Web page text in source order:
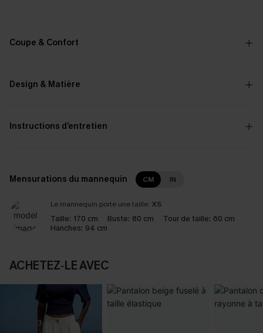
Coupe & Confort
Design & Matière
Instructions d’entretien
Mensurations du mannequin CM IN
Le mannequin porte une taille: XS
Taille: 170 cm Buste: 80 cm Tour de taille: 60 cm
Hanches: 94 cm
ACHETEZ‑LE AVEC